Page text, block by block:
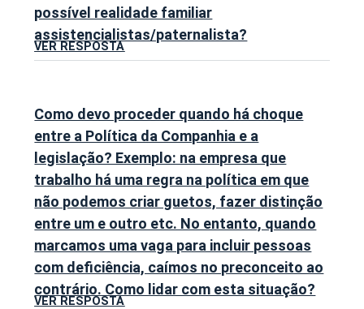
possível realidade familiar
assistencialistas/paternalista?
VER RESPOSTA
Como devo proceder quando há choque
entre a Política da Companhia e a
legislação? Exemplo: na empresa que
trabalho há uma regra na política em que
não podemos criar guetos, fazer distinção
entre um e outro etc. No entanto, quando
marcamos uma vaga para incluir pessoas
com deficiência, caímos no preconceito ao
contrário. Como lidar com esta situação?
VER RESPOSTA